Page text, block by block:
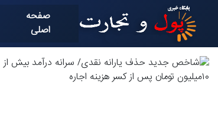
صفحه
اصلی